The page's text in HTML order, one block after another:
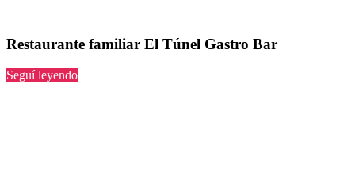
Restaurante familiar El Túnel Gastro Bar
Seguí leyendo“El